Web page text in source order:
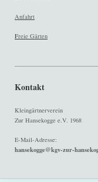
Anfahrt
Freie Gärten
Kontakt
Kleingärtnerverein
Zur Hansekogge e.V. 1968
E-Mail-Adresse:
hansekogge@kgv-zur-